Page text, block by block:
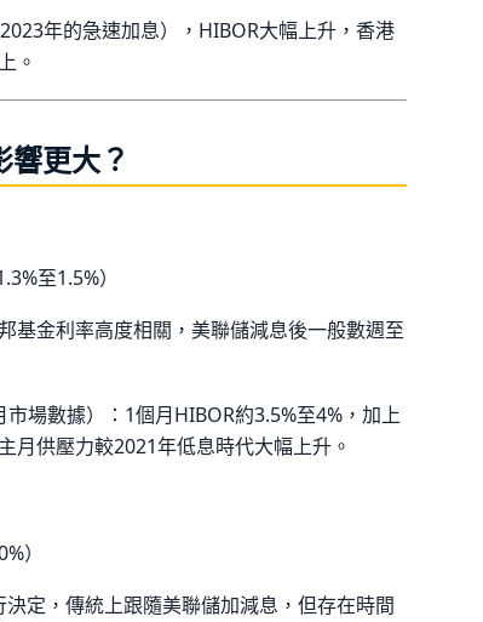
年的急速加息），HIBOR大幅上升，香港
。
更大？
至1.5%）
基金利率高度相關，美聯儲減息後一般數週至
市場數據）：1個月HIBOR約3.5%至4%，加上
月供壓力較2021年低息時代大幅上升。
）
定，傳統上跟隨美聯儲加減息，但存在時間